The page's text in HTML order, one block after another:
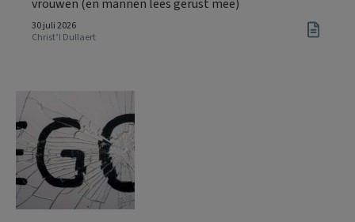
vrouwen (en mannen lees gerust mee)
30 juli 2026
Christ’l Dullaert